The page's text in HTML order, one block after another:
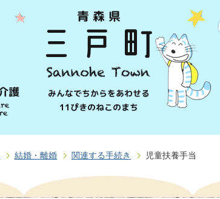
結婚・離婚 関連する手続き 児童扶養手当